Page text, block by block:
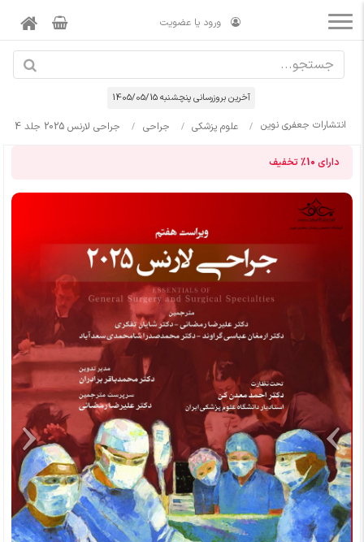
ورود یا عضویت
آخرین بروزرسانی پنچشنبه 1405/05/15
انتشارات جعفری نوین علوم پزشکی جراحی جراحی لارنس 2025 جلد 4
دارای 10% تخفیف